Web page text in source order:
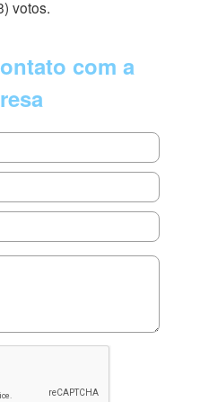
) votos.
com a